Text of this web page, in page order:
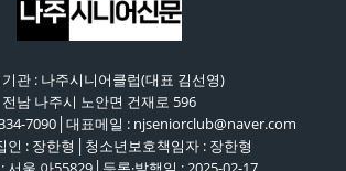
관 : 나주시니어클럽(대표 김선영)
전남 나주시 노안면 건재로 596
7090│대표메일 : njseniorclub@naver.com
인 : 장한형│청소년보호책임자 : 장한형